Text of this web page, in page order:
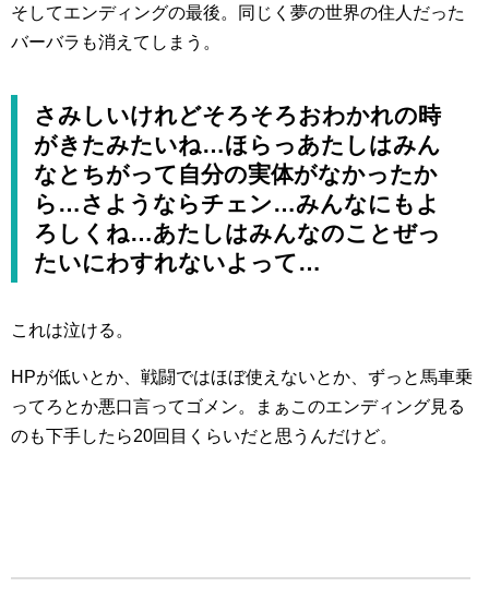
そしてエンディングの最後。同じく夢の世界の住人だった
バーバラも消えてしまう。
さみしいけれどそろそろおわかれの時
がきたみたいね…ほらっあたしはみん
なとちがって自分の実体がなかったか
ら…さようならチェン…みんなにもよ
ろしくね…あたしはみんなのことぜっ
たいにわすれないよって…
これは泣ける。
HPが低いとか、戦闘ではほぼ使えないとか、ずっと馬車乗
ってろとか悪口言ってゴメン。まぁこのエンディング見る
のも下手したら20回目くらいだと思うんだけど。